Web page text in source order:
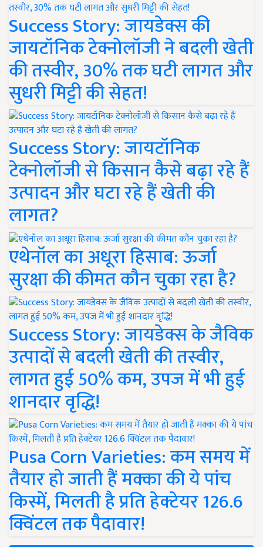
Success Story: जायडेक्स की
जायटॉनिक टेक्नोलॉजी ने बदली खेती
की तस्वीर, 30% तक घटी लागत और
सुधरी मिट्टी की सेहत!
Success Story: जायटॉनिक
टेक्नोलॉजी से किसान कैसे बढ़ा रहे हैं
उत्पादन और घटा रहे हैं खेती की
लागत?
एथेनॉल का अधूरा हिसाब: ऊर्जा
सुरक्षा की कीमत कौन चुका रहा है?
Success Story: जायडेक्स के जैविक
उत्पादों से बदली खेती की तस्वीर,
लागत हुई 50% कम, उपज में भी हुई
शानदार वृद्धि!
Pusa Corn Varieties: कम समय में
तैयार हो जाती हैं मक्का की ये पांच
किस्में, मिलती है प्रति हेक्टेयर 126.6
क्विंटल तक पैदावार!